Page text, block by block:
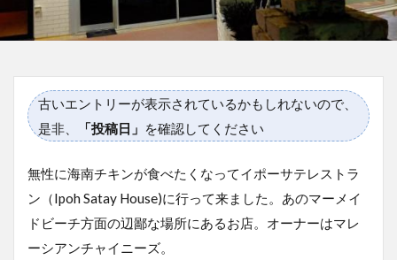
古いエントリーが表示されているかもしれないので、
是非、
「投稿日」 を確認してください
無性に海南チキンが食べたくなってイポーサテレストラ
ン（Ipoh Satay House)に行って来ました。あのマーメイ
ドビーチ方面の辺鄙な場所にあるお店。オーナーはマレ
ーシアンチャイニーズ。